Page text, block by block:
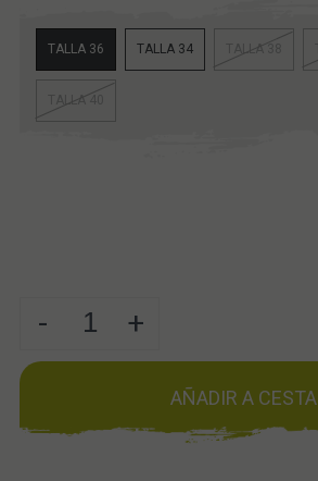
TALLA 36 TALLA 34 TALLA 38
TALLA 40
- +
AÑADIR A CESTA